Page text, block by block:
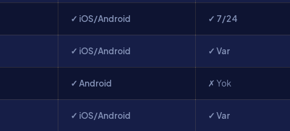
✓ iOS/Android ✓ 7/24
✓ iOS/Android ✓ Var
✓ Android ✗ Yok
✓ iOS/Android ✓ Var